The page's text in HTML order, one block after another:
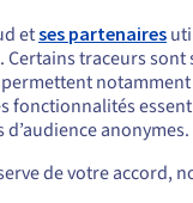
.monster ?
physiques ou
Règles
etses partenaires
Certains traceurs
fonctionnalités
d’audience
de votre accord,